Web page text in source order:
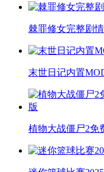
棘罪修女完整剧
末世日记内置
植物大战僵尸2免